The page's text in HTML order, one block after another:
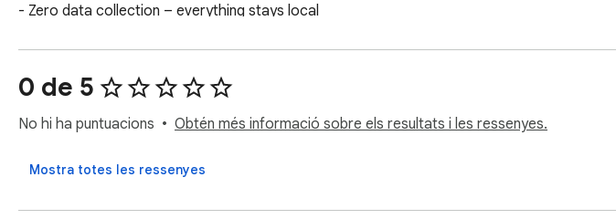
- Zero data collection – everything stays local
0 de 5
No hi ha puntuacions Obtén més informació sobre els resultats i les ressenyes.
Mostra totes les ressenyes